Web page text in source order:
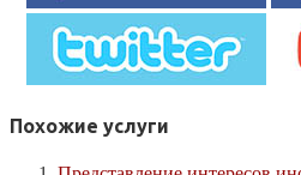
Похожие услуги